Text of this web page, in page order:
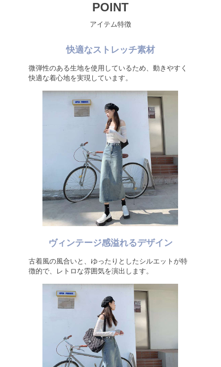
POINT
アイテム特徴
快適なストレッチ素材
微弾性のある生地を使用しているため、動きやすく
快適な着心地を実現しています。
ヴィンテージ感溢れるデザイン
古着風の風合いと、ゆったりとしたシルエットが特
徴的で、レトロな雰囲気を演出します。